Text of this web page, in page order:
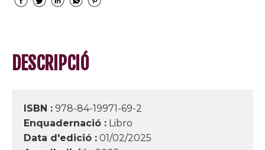
DESCRIPCIÓ
ISBN : 978-84-19971-69-2
Enquadernació : Libro
Data d'edició : 01/02/2025